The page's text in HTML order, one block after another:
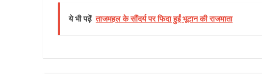
ये भी पढ़ें ताजमहल के सौंदर्य पर फिदा हुईं भूटान की राजमाता